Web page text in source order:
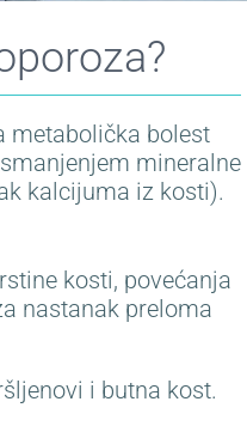
metabolička bolest
mineralne
kalcijuma iz kosti).
kosti, povećanja
nastanak preloma
i butna kost.